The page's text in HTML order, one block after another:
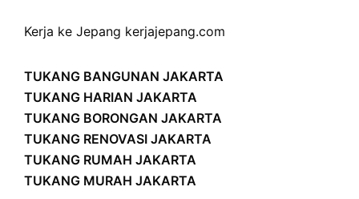
Kerja ke Jepang kerjajepang.com
TUKANG BANGUNAN JAKARTA
TUKANG HARIAN JAKARTA
TUKANG BORONGAN JAKARTA
TUKANG RENOVASI JAKARTA
TUKANG RUMAH JAKARTA
TUKANG MURAH JAKARTA